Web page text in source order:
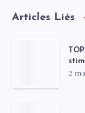
Articles Liés
2